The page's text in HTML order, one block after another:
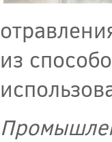
из